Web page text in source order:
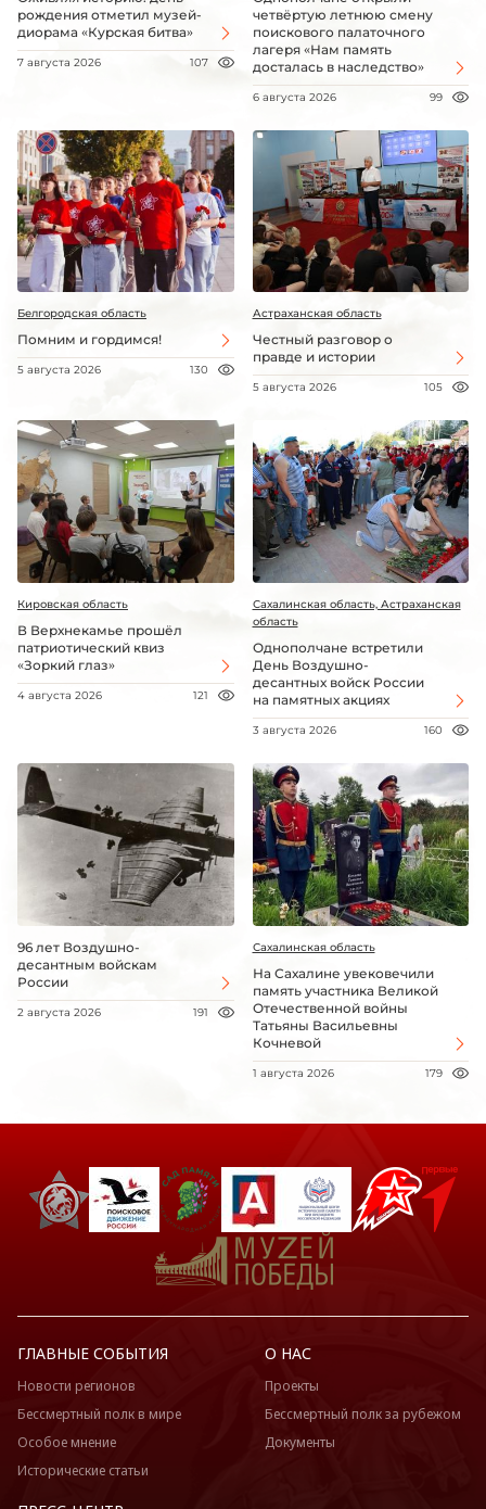
рождения отметил музей-
диорама «Курская битва»
7 августа 2026 107
четвёртую летнюю смену
поискового палаточного
лагеря «Нам память
досталась в наследство»
6 августа 2026 99
Белгородская область
Помним и гордимся!
5 августа 2026 130
Астраханская область
Честный разговор о
правде и истории
5 августа 2026 105
Кировская область
В Верхнекамье прошёл
патриотический квиз
«Зоркий глаз»
4 августа 2026 121
Сахалинская область, Астраханская
область
Однополчане встретили
День Воздушно-
десантных войск России
на памятных акциях
3 августа 2026 160
96 лет Воздушно-
десантным войскам
России
2 августа 2026 191
Сахалинская область
На Сахалине увековечили
память участника Великой
Отечественной войны
Татьяны Васильевны
Кочневой
1 августа 2026 179
ГЛАВНЫЕ СОБЫТИЯ
Новости регионов
Бессмертный полк в мире
Особое мнение
Исторические статьи
О НАС
Проекты
Бессмертный полк за рубежом
Документы